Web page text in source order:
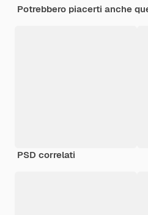
Potrebbero piacerti anche
PSD correlati